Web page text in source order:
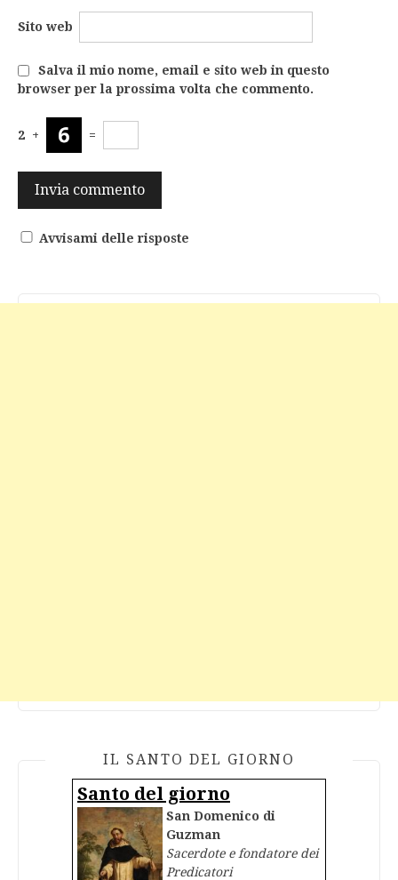
Sito web
Salva il mio nome, email e sito web in questo
browser per la prossima volta che commento.
2 + =
Avvisami delle risposte
IL SANTO DEL GIORNO
Santo del giorno
San Domenico di
Guzman
Sacerdote e fondatore dei
Predicatori